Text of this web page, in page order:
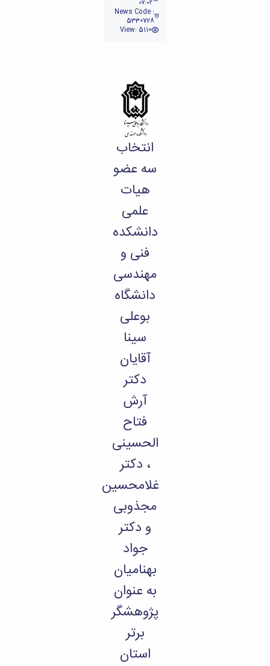
٠٧:٠٢
News Code :
5330728
View: 5110
انتخاب
سه عضو
هیات
علمی
دانشکده
فنی و
مهندسی
دانشگاه
بوعلی
سینا
آقایان
دکتر
آرش
فتاح
الحسینی
، دکتر
غلامحسین
مجذوبی
و دکتر
جواد
بهنامیان
به عنوان
پژوهشگر
برتر
استان